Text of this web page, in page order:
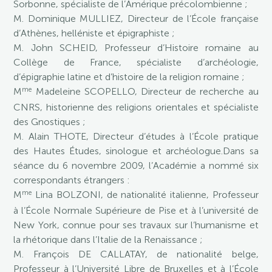
Sorbonne, spécialiste de l’Amérique précolombienne ;
M. Dominique MULLIEZ, Directeur de l’École française
d’Athènes, helléniste et épigraphiste ;
M. John SCHEID, Professeur d’Histoire romaine au
Collège de France, spécialiste d’archéologie,
d’épigraphie latine et d’histoire de la religion romaine ;
Mme
Madeleine SCOPELLO, Directeur de recherche au
CNRS, historienne des religions orientales et spécialiste
des Gnostiques ;
M. Alain THOTE, Directeur d’études à l’École pratique
des Hautes Études, sinologue et archéologue.Dans sa
séance du 6 novembre 2009, l’Académie a nommé six
correspondants étrangers :
Mme Lina BOLZONI, de nationalité italienne, Professeur
à l’École Normale Supérieure de Pise et à l’université de
New York, connue pour ses travaux sur l’humanisme et
la rhétorique dans l’Italie de la Renaissance ;
M. François DE CALLATAY, de nationalité belge,
Professeur à l’Université Libre de Bruxelles et à l’École